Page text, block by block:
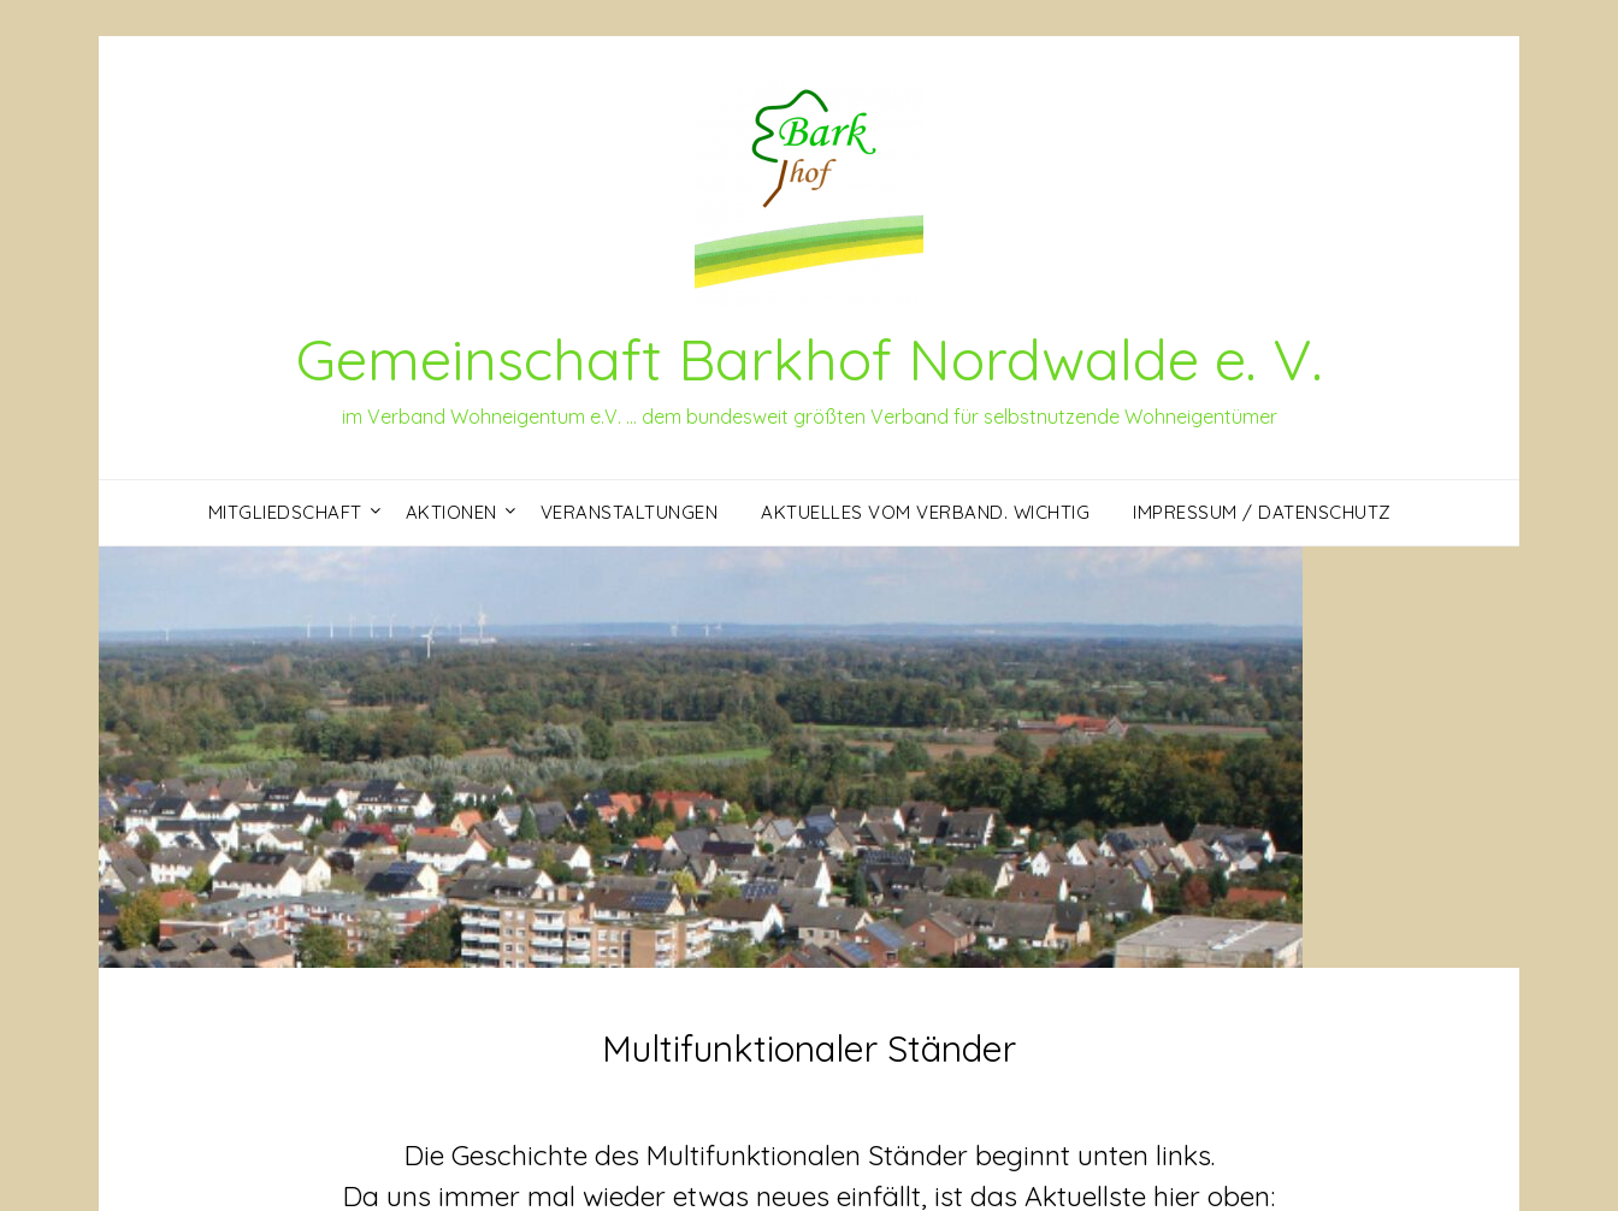
Gemeinschaft Barkhof Nordwalde e. V.
im Verband Wohneigentum e.V. … dem bundesweit größten Verband für selbstnutzende Wohneigentümer
MITGLIEDSCHAFT AKTIONEN VERANSTALTUNGEN AKTUELLES VOM VERBAND. WICHTIG IMPRESSUM / DATENSCHUTZ
Multifunktionaler Ständer
Die Geschichte des Multifunktionalen Ständer beginnt unten links.
Da uns immer mal wieder etwas neues einfällt, ist das Aktuellste hier oben: